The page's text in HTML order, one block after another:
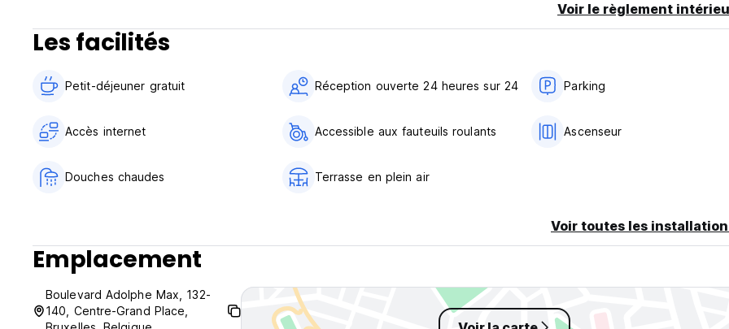
Les animaux domestiques sont autorisés dans cette propriété. Frais supplémentaires : 5 euros par jour.
Pour plus d'informations, n'hésitez pas à contacter la propriété avant votre arrivée.
Parking disponible. Supplément.
Voir le règlement
Les facilités
Petit-déjeuner gratuit‎ Réception ouverte 24 heures sur 24 Parking
Accès internet Accessible aux fauteuils roulants Ascenseur
Douches chaudes Terrasse en plein air
Voir toutes les
Emplacement
Boulevard Adolphe Max, 132-
140, Centre-Grand Place,